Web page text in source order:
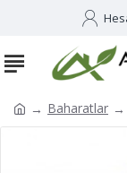
Baharatlar